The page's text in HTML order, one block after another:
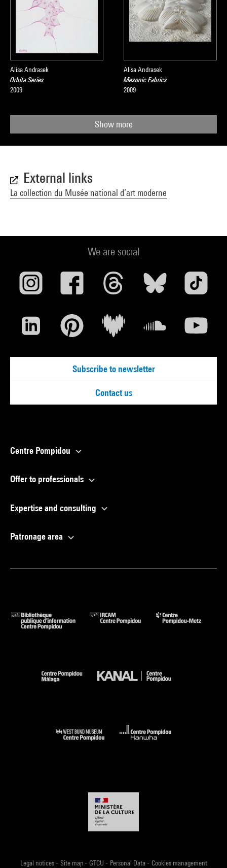
Alisa Andrasek
Orbita Series
2009
Alisa Andrasek
Mesonic Fabrics
2009
Show more
External links
La collection du Musée national d’art moderne
We are social
Subscribe to newsletter
Contact us
Centre Pompidou
Offer to professionals
Expertise and consulting
Patronage area
Legal notices- Site map- GTCU - Personal Data- Cookies management